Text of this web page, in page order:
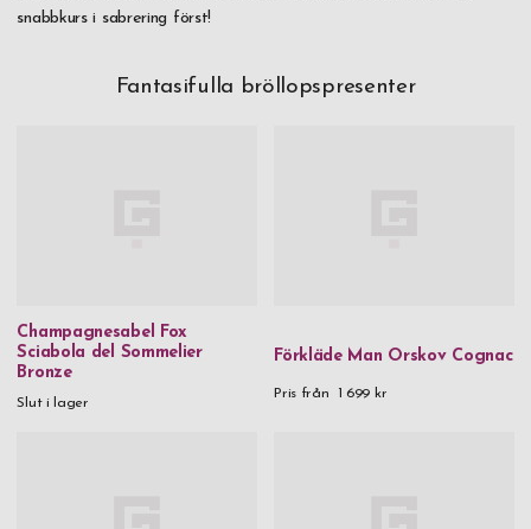
snabbkurs i sabrering först!
Fantasifulla bröllopspresenter
Champagnesabel Fox
Sciabola del Sommelier
Bronze
Slut i lager
Förkläde Man Orskov Cognac
Pris från 1 699 kr